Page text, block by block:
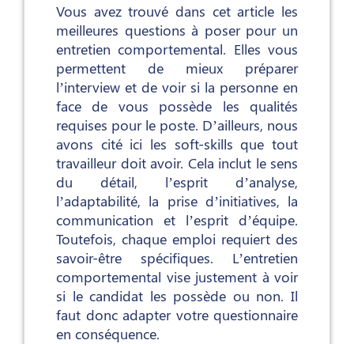
Vous avez trouvé dans cet article les
meilleures questions à poser pour un
entretien comportemental. Elles vous
permettent de mieux préparer
l’interview et de voir si la personne en
face de vous possède les qualités
requises pour le poste. D’ailleurs, nous
avons cité ici les soft-skills que tout
travailleur doit avoir. Cela inclut le sens
du détail, l’esprit d’analyse,
l’adaptabilité, la prise d’initiatives, la
communication et l’esprit d’équipe.
Toutefois, chaque emploi requiert des
savoir-être spécifiques. L’entretien
comportemental vise justement à voir
si le candidat les possède ou non. Il
faut donc adapter votre questionnaire
en conséquence.